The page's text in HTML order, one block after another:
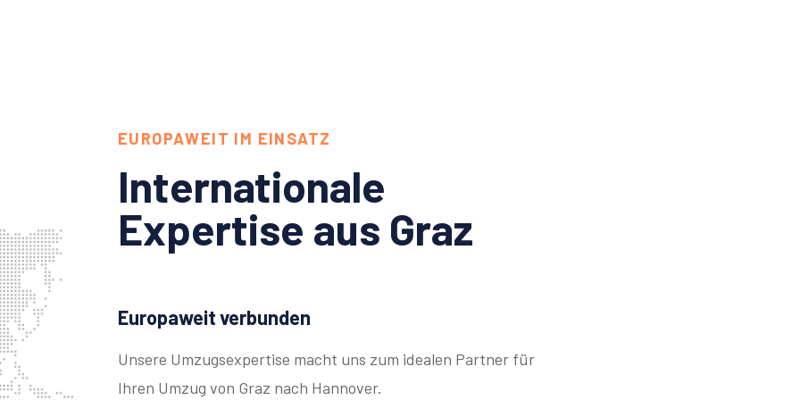
EUROPAWEIT IM EINSATZ
Internationale
Expertise aus Graz
Europaweit verbunden
Unsere Umzugsexpertise macht uns zum idealen Partner für
Ihren Umzug von Graz nach Hannover.